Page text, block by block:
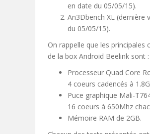
en date du 05/05/15).
An3Dbench XL (dernière
du 05/05/15).
On rappelle que les principales
de la box Android Beelink sont :
Processeur Quad Core
4 coeurs cadencés à
Puce graphique Mali-
16 coeurs à 650Mhz
Mémoire RAM de 2GB.